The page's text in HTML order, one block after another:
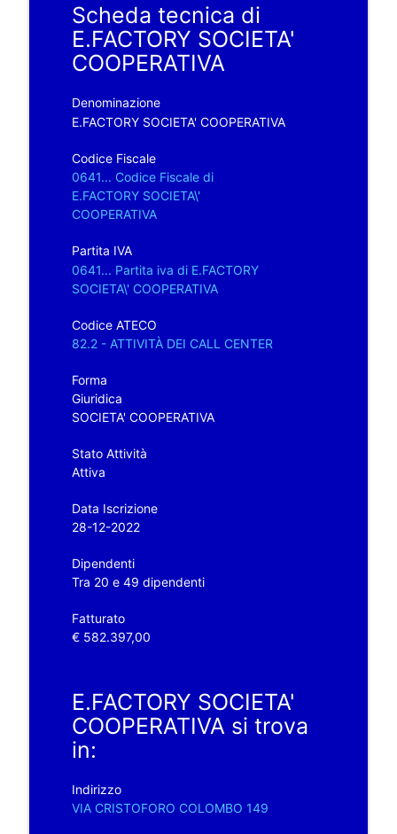
Scheda tecnica di
E.FACTORY SOCIETA'
COOPERATIVA
Denominazione
E.FACTORY SOCIETA' COOPERATIVA
Codice Fiscale
0641... Codice Fiscale di
E.FACTORY SOCIETA\'
COOPERATIVA
Partita IVA
0641... Partita iva di E.FACTORY
SOCIETA\' COOPERATIVA
Codice ATECO
82.2 - ATTIVITÀ DEI CALL CENTER
Forma
Giuridica
SOCIETA' COOPERATIVA
Stato Attività
Attiva
Data Iscrizione
28-12-2022
Dipendenti
Tra 20 e 49 dipendenti
Fatturato
€ 582.397,00
E.FACTORY SOCIETA'
COOPERATIVA si trova
in:
Indirizzo
VIA CRISTOFORO COLOMBO 149